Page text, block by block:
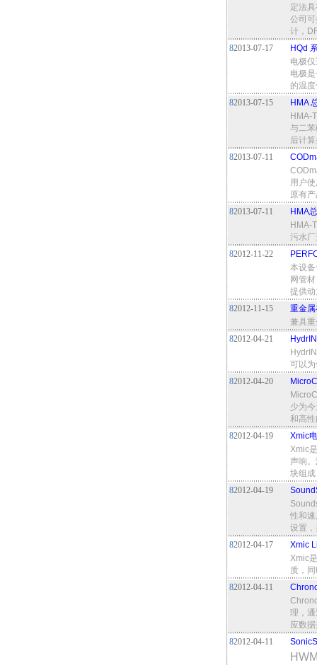
定法
公司
计，
82013-07-17
HQd
电极
电极
的温
82013-07-15
HMA
HMA-
与二
后计
82013-07-11
用户
原有
82013-07-11
HMA
HMA-
污水
82012-11-22
本设
网管
提供
82012-11-15
重金
兼具
82012-04-21
可以
82012-04-20
少为
和高
82012-04-19
Xmic
Xmic
声响
块组
82012-04-19
性和
设置
82012-04-17
Xmic
Xmic
质，
82012-04-11
理，
应数
82012-04-11